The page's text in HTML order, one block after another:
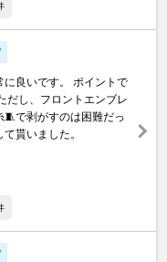
良いです。 ポイントで
だし、フロントエンブレ
で剥がすのは困難だっ
貰いました。